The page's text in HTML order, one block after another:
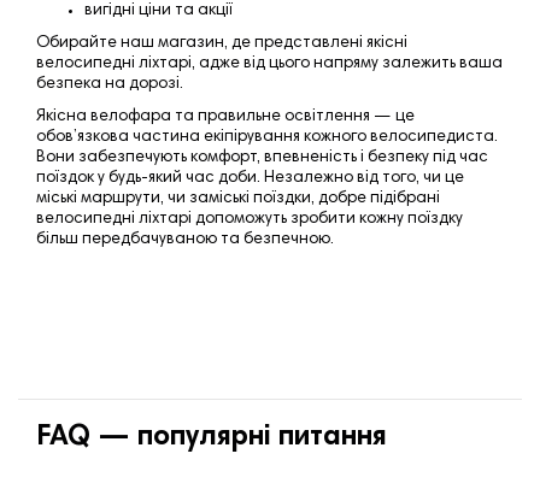
вигідні ціни та акції
Обирайте наш магазин, де представлені якісні
велосипедні ліхтарі, адже від цього напряму залежить ваша
безпека на дорозі.
Якісна велофара та правильне освітлення — це
обов’язкова частина екіпірування кожного велосипедиста.
Вони забезпечують комфорт, впевненість і безпеку під час
поїздок у будь-який час доби. Незалежно від того, чи це
міські маршрути, чи заміські поїздки, добре підібрані
велосипедні ліхтарі допоможуть зробити кожну поїздку
більш передбачуваною та безпечною.
FAQ — популярні питання